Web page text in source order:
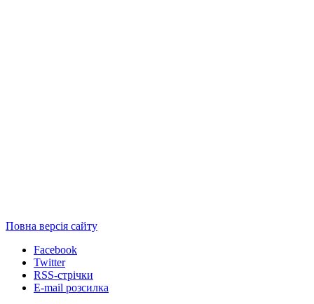
Повна версія сайту
Facebook
Twitter
RSS-стрічки
E-mail розсилка